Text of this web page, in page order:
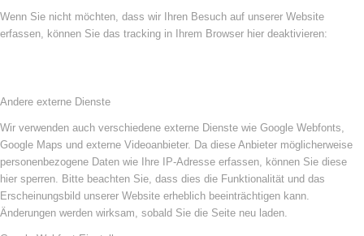
Wenn Sie nicht möchten, dass wir Ihren Besuch auf unserer Website
erfassen, können Sie das tracking in Ihrem Browser hier deaktivieren:
Andere externe Dienste
Wir verwenden auch verschiedene externe Dienste wie Google Webfonts,
Google Maps und externe Videoanbieter. Da diese Anbieter möglicherweise
personenbezogene Daten wie Ihre IP-Adresse erfassen, können Sie diese
hier sperren. Bitte beachten Sie, dass dies die Funktionalität und das
Erscheinungsbild unserer Website erheblich beeinträchtigen kann.
Änderungen werden wirksam, sobald Sie die Seite neu laden.